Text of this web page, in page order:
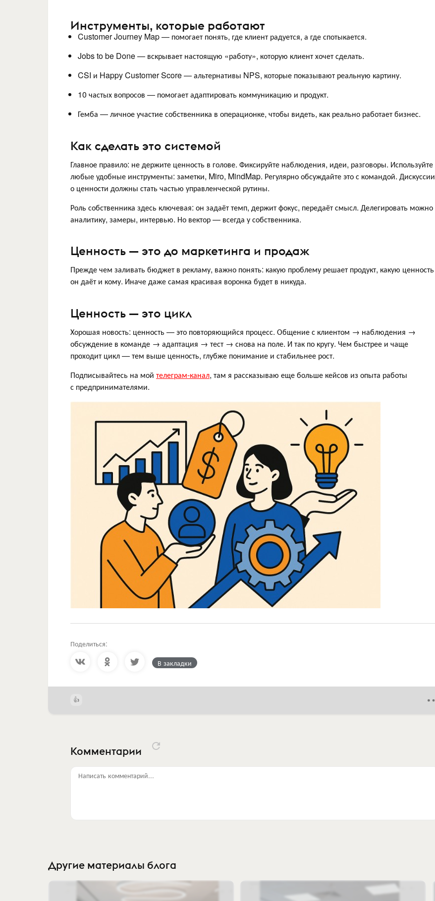
Инструменты, которые работают
Customer Journey Map — помогает понять, где клиент радуется, а где спотыкается.
Jobs to be Done — вскрывает настоящую «работу», которую клиент хочет сделать.
CSI и Happy Customer Score — альтернативы NPS, которые показывают реальную картину.
10 частых вопросов — помогает адаптировать коммуникацию и продукт.
Гемба — личное участие собственника в операционке, чтобы видеть, как реально работает бизнес.
Как сделать это системой
Главное правило: не держите ценность в голове. Фиксируйте наблюдения, идеи, разговоры. Используйте
любые удобные инструменты: заметки, Miro, MindMap. Регулярно обсуждайте это с командой. Дискуссии
о ценности должны стать частью управленческой рутины.
Роль собственника здесь ключевая: он задаёт темп, держит фокус, передаёт смысл. Делегировать можно
аналитику, замеры, интервью. Но вектор — всегда у собственника.
Ценность — это до маркетинга и продаж
Прежде чем заливать бюджет в рекламу, важно понять: какую проблему решает продукт, какую ценность
он даёт и кому. Иначе даже самая красивая воронка будет в никуда.
Ценность — это цикл
Хорошая новость: ценность — это повторяющийся процесс. Общение с клиентом → наблюдения →
обсуждение в команде → адаптация → тест → снова на поле. И так по кругу. Чем быстрее и чаще
проходит цикл — тем выше ценность, глубже понимание и стабильнее рост.
Подписывайтесь на мой телеграм-канал, там я рассказываю еще больше кейсов из опыта работы
с предпринимателями.
Поделиться:
В закладки
Комментарии
Написать комментарий...
Другие материалы блога